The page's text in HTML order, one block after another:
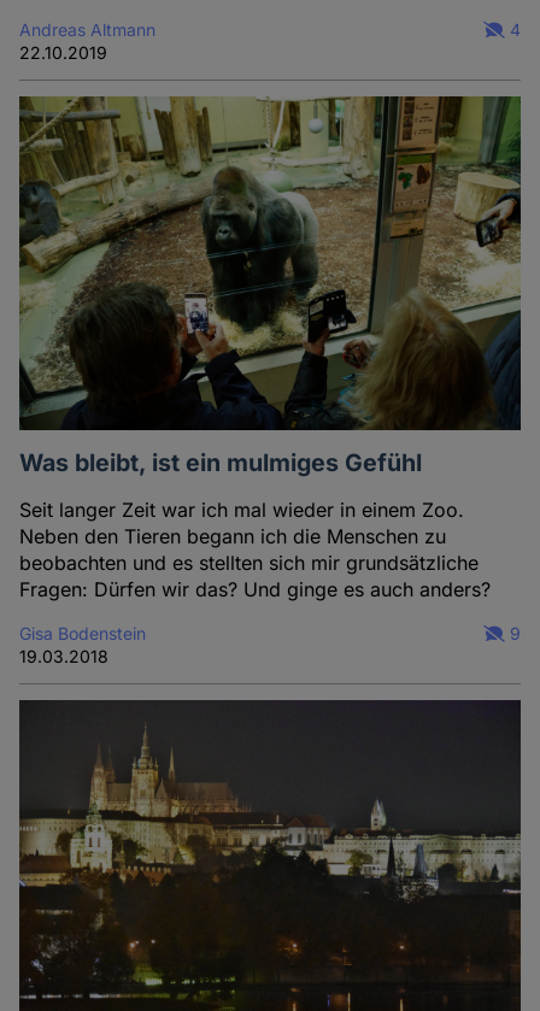
Andreas Altmann
22.10.2019
4
Was bleibt, ist ein mulmiges Gefühl
Seit langer Zeit war ich mal wieder in einem Zoo.
Neben den Tieren begann ich die Menschen zu
beobachten und es stellten sich mir grundsätzliche
Fragen: Dürfen wir das? Und ginge es auch anders?
Gisa Bodenstein
19.03.2018
9